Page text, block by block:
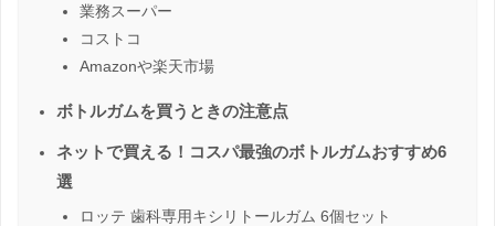
業務スーパー
コストコ
Amazonや楽天市場
ボトルガムを買うときの注意点
ネットで買える！コスパ最強のボトルガムおすすめ6
選
ロッテ 歯科専用キシリトールガム 6個セット